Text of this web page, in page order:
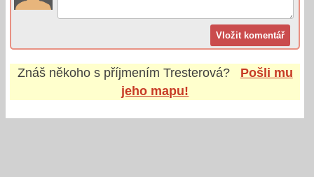
Znáš někoho s příjmením Tresterová?
Pošli mu
jeho mapu!